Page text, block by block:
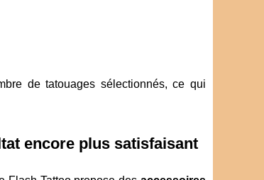
de tatouages sélectionnés, ce qui
encore plus satisfaisant